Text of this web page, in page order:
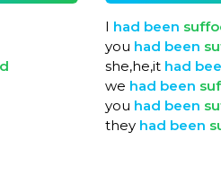
I had been
you had been
she,he,it had
we had been
you had been
they had been